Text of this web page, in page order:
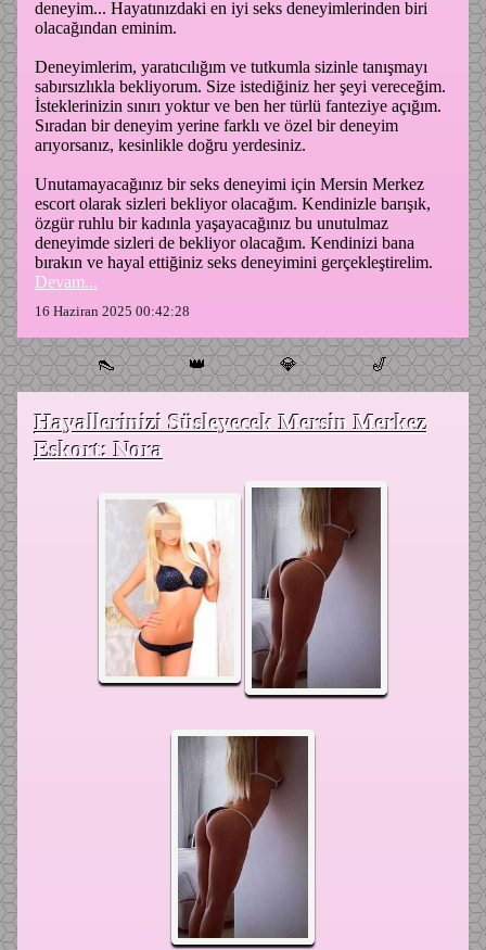
deneyim... Hayatınızdaki en iyi seks deneyimlerinden biri
olacağından eminim.
Deneyimlerim, yaratıcılığım ve tutkumla sizinle tanışmayı
sabırsızlıkla bekliyorum. Size istediğiniz her şeyi vereceğim.
İsteklerinizin sınırı yoktur ve ben her türlü fanteziye açığım.
Sıradan bir deneyim yerine farklı ve özel bir deneyim
arıyorsanız, kesinlikle doğru yerdesiniz.
Unutamayacağınız bir seks deneyimi için Mersin Merkez
escort olarak sizleri bekliyor olacağım. Kendinizle barışık,
özgür ruhlu bir kadınla yaşayacağınız bu unutulmaz
deneyimde sizleri de bekliyor olacağım. Kendinizi bana
bırakın ve hayal ettiğiniz seks deneyimini gerçekleştirelim.
Devam...
16 Haziran 2025 00:42:28
👠 👑 💎 🎷
Hayallerinizi Süsleyecek Mersin Merkez
Eskort: Nora